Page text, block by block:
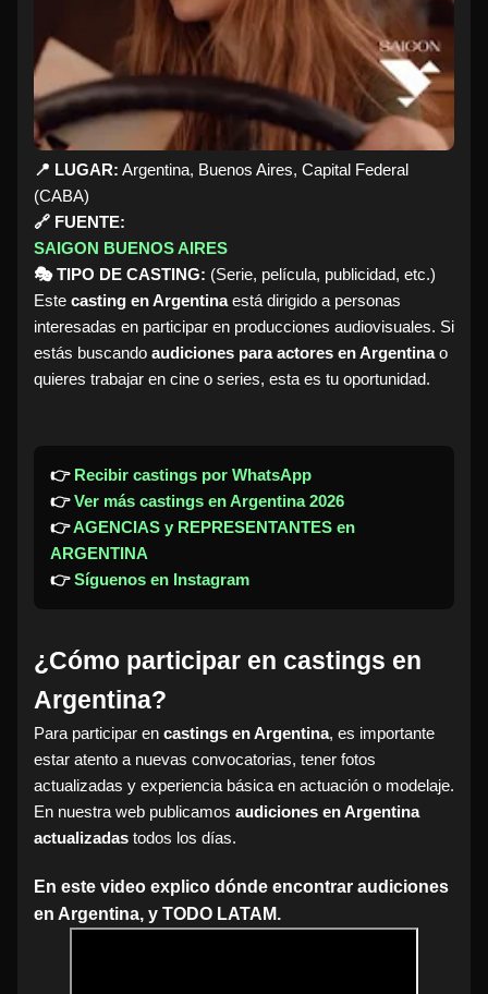
📍 LUGAR: Argentina, Buenos Aires, Capital Federal
(CABA)
🔗 FUENTE:
SAIGON BUENOS AIRES
🎭 TIPO DE CASTING: (Serie, película, publicidad, etc.)
Este casting en Argentinaestá dirigido a personas
interesadas en participar en producciones audiovisuales. Si
estás buscando audiciones para actores en Argentinao
quieres trabajar en cine o series, esta es tu oportunidad.
👉 Recibir castings por WhatsApp
👉Ver más castings en Argentina 2026
👉AGENCIAS y REPRESENTANTES en
ARGENTINA
👉Síguenos en Instagram
¿Cómo participar en castings en
Argentina?
Para participar en castings en Argentina, es importante
estar atento a nuevas convocatorias, tener fotos
actualizadas y experiencia básica en actuación o modelaje.
En nuestra web publicamos audiciones en Argentina
actualizadas todos los días.
En este video explico dónde encontrar audiciones
en Argentina, y TODO LATAM.